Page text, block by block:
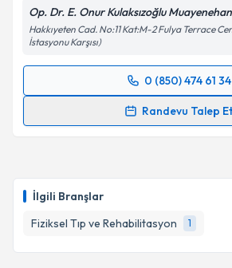
İlgili Branşlar
Fiziksel Tıp ve Rehabilitasyon
1
Op. Dr. E. Onur Kulaksızoğlu
Hakkıyeten Cad. No:11 Kat:M-2 Fulya Terrace
İstasyonu Karşısı)
0 (850) 474 61 34
Randevu Talep Et
Randevu Takvimi Talebi
bilgilendireceğiz.
E-posta Adresiniz